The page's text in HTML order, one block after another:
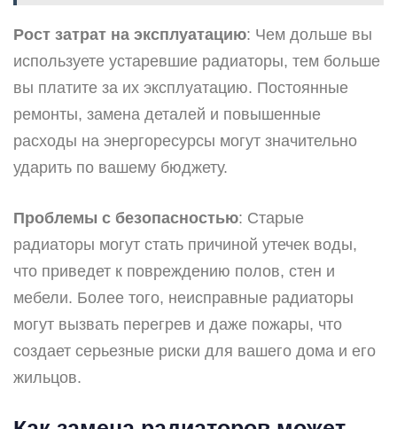
Рост затрат на эксплуатацию: Чем дольше вы
используете устаревшие радиаторы, тем больше
вы платите за их эксплуатацию. Постоянные
ремонты, замена деталей и повышенные
расходы на энергоресурсы могут значительно
ударить по вашему бюджету.
Проблемы с безопасностью: Старые
радиаторы могут стать причиной утечек воды,
что приведет к повреждению полов, стен и
мебели. Более того, неисправные радиаторы
могут вызвать перегрев и даже пожары, что
создает серьезные риски для вашего дома и его
жильцов.